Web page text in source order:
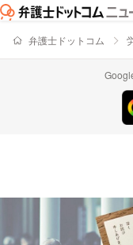
弁護士ドットコム